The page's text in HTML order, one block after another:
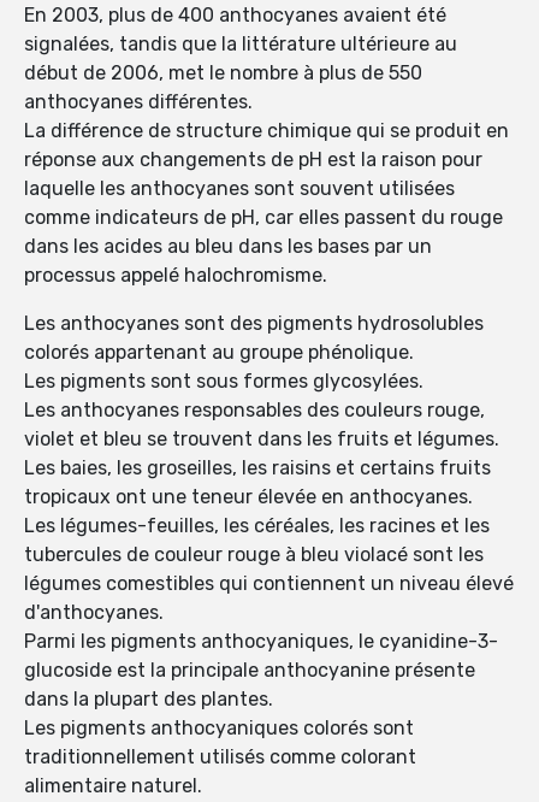
En 2003, plus de 400 anthocyanes avaient été
signalées, tandis que la littérature ultérieure au
début de 2006, met le nombre à plus de 550
anthocyanes différentes.
La différence de structure chimique qui se produit en
réponse aux changements de pH est la raison pour
laquelle les anthocyanes sont souvent utilisées
comme indicateurs de pH, car elles passent du rouge
dans les acides au bleu dans les bases par un
processus appelé halochromisme.
Les anthocyanes sont des pigments hydrosolubles
colorés appartenant au groupe phénolique.
Les pigments sont sous formes glycosylées.
Les anthocyanes responsables des couleurs rouge,
violet et bleu se trouvent dans les fruits et légumes.
Les baies, les groseilles, les raisins et certains fruits
tropicaux ont une teneur élevée en anthocyanes.
Les légumes-feuilles, les céréales, les racines et les
tubercules de couleur rouge à bleu violacé sont les
légumes comestibles qui contiennent un niveau élevé
d'anthocyanes.
Parmi les pigments anthocyaniques, le cyanidine-3-
glucoside est la principale anthocyanine présente
dans la plupart des plantes.
Les pigments anthocyaniques colorés sont
traditionnellement utilisés comme colorant
alimentaire naturel.